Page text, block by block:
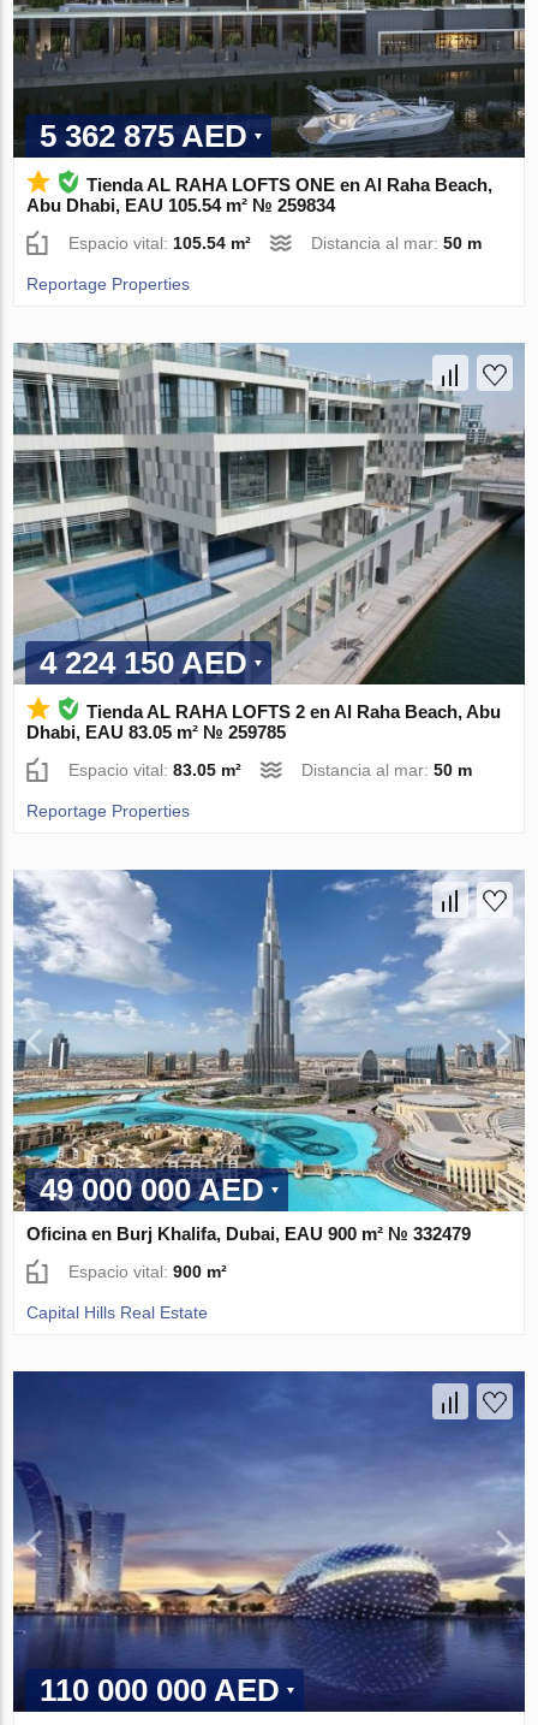
5 362 875 AED
Tienda AL RAHA LOFTS ONE en Al Raha Beach,
Abu Dhabi, EAU 105.54 m² № 259834
Espacio vital:105.54 m² Distancia al mar:50 m
Reportage Properties
4 224 150 AED
Tienda AL RAHA LOFTS 2 en Al Raha Beach, Abu
Dhabi, EAU 83.05 m² № 259785
Espacio vital:83.05 m² Distancia al mar:50 m
Reportage Properties
49 000 000 AED
Oficina en Burj Khalifa, Dubai, EAU 900 m² № 332479
Espacio vital:900 m²
Capital Hills Real Estate
110 000 000 AED